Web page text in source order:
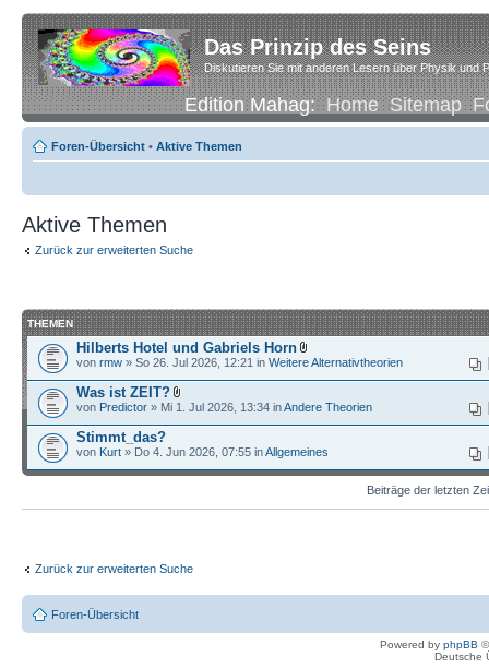
Das Prinzip des Seins
Diskutieren Sie mit anderen Lesern über Physik und
Edition Mahag:Home Sitemap
Foren-Übersicht • Aktive Themen
Aktive Themen
Zurück zur erweiterten Suche
THEMEN
Hilberts Hotel und Gabriels Horn
von rmw » So 26. Jul 2026, 12:21 in Weitere Alternativtheorien
Was ist ZEIT?
von Predictor » Mi 1. Jul 2026, 13:34 inAndere Theorien
Stimmt_das?
von Kurt » Do 4. Jun 2026, 07:55 inAllgemeines
Beiträge der letzten
Zurück zur erweiterten Suche
Foren-Übersicht
Powered by phpBB
Deutsche